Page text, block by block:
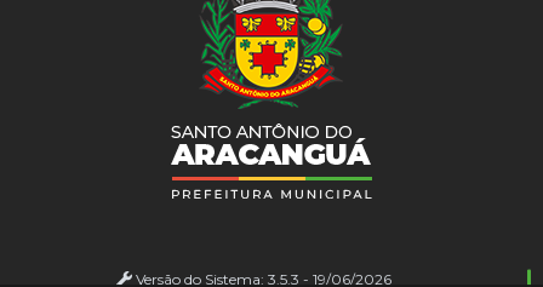
Versão do Sistema: 3.5.3 - 19/06/2026